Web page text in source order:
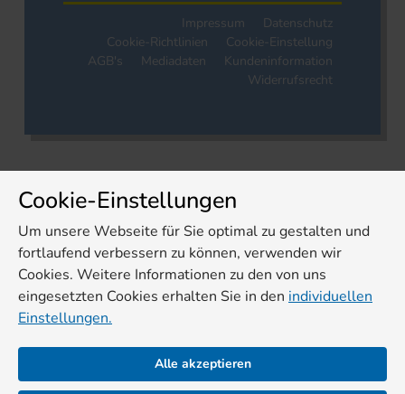
Impressum
Datenschutz
Cookie-Richtlinien
Cookie-Einstellung
AGB's
Mediadaten
Kundeninformation
Widerrufsrecht
Cookie-Einstellungen
Um unsere Webseite für Sie optimal zu gestalten und
fortlaufend verbessern zu können, verwenden wir
Cookies. Weitere Informationen zu den von uns
eingesetzten Cookies erhalten Sie in den individuellen
Einstellungen.
Alle akzeptieren